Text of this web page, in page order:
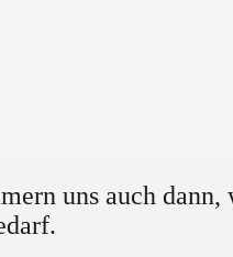
uns auch dann,